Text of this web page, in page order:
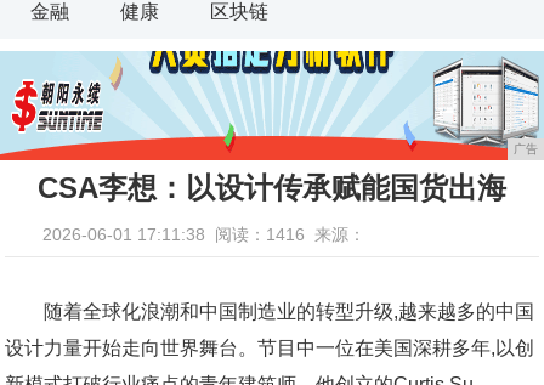
金融 健康 区块链
广告
CSA李想：以设计传承赋能国货出海
2026-06-01 17:11:38 阅读：1416 来源：
随着全球化浪潮和中国制造业的转型升级,越来越多的中国
设计力量开始走向世界舞台。节目中一位在美国深耕多年,以创